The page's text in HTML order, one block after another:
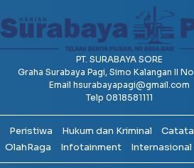
PT. SURABAYA SORE
Graha Surabaya Pagi, Simo Kalangan II
Email hsurabayapagi@gmail.com
Telp 0818581111
Peristiwa Hukum dan Kriminal
OlahRaga Infotainment Internasional